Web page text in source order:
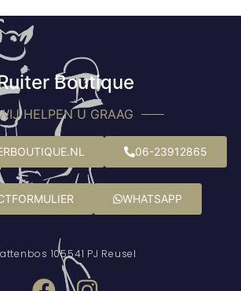
Boutique
HELPEN U GRAAG
06-23912865
WHATSAPP
105541 PJ Reusel